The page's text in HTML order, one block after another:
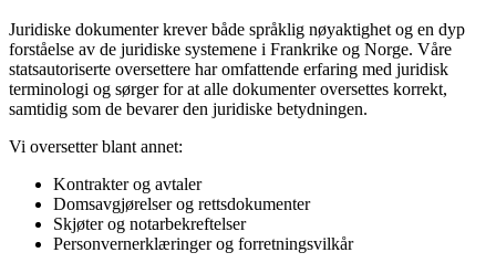
Juridiske dokumenter krever både språklig nøyaktighet og en dyp
forståelse av de juridiske systemene i Frankrike og Norge. Våre
statsautoriserte oversettere har omfattende erfaring med juridisk
terminologi og sørger for at alle dokumenter oversettes korrekt,
samtidig som de bevarer den juridiske betydningen.
Vi oversetter blant annet:
Kontrakter og avtaler
Domsavgjørelser og rettsdokumenter
Skjøter og notarbekreftelser
Personvernerklæringer og forretningsvilkår